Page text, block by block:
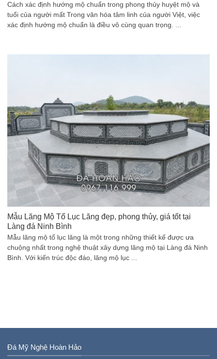
Cách xác định hướng mộ chuẩn trong phong thủy huyệt mộ và
tuổi của người mất Trong văn hóa tâm linh của người Việt, việc
xác định hướng mộ chuẩn là điều vô cùng quan trọng. ...
Mẫu Lăng Mộ Tổ Lục Lăng đẹp, phong thủy, giá tốt tại
Làng đá Ninh Bình
Mẫu lăng mộ tổ lục lăng là một trong những thiết kế được ưa
chuộng nhất trong nghệ thuật xây dựng lăng mộ tại Làng đá Ninh
Bình. Với kiến trúc độc đáo, lăng mộ lục ...
Đá Mỹ Nghệ Hoàn Hảo